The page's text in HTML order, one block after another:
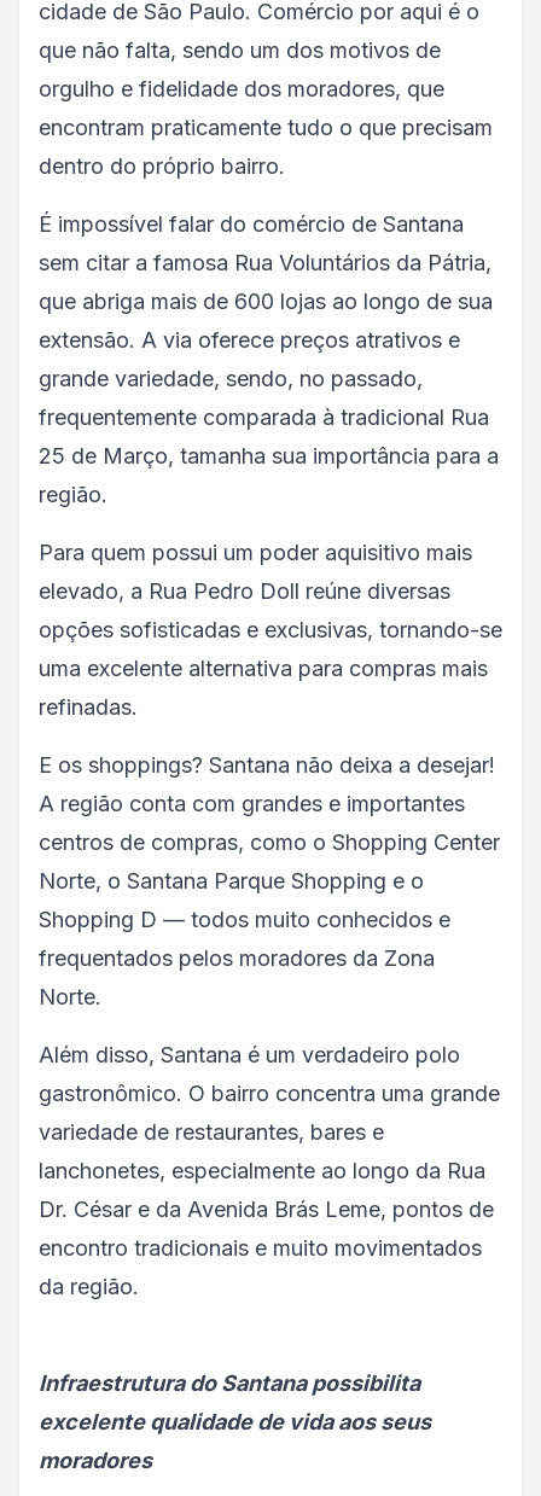
cidade de São Paulo. Comércio por aqui é o
que não falta, sendo um dos motivos de
orgulho e fidelidade dos moradores, que
encontram praticamente tudo o que precisam
dentro do próprio bairro.
É impossível falar do comércio de Santana
sem citar a famosa Rua Voluntários da Pátria,
que abriga mais de 600 lojas ao longo de sua
extensão. A via oferece preços atrativos e
grande variedade, sendo, no passado,
frequentemente comparada à tradicional Rua
25 de Março, tamanha sua importância para a
região.
Para quem possui um poder aquisitivo mais
elevado, a Rua Pedro Doll reúne diversas
opções sofisticadas e exclusivas, tornando-se
uma excelente alternativa para compras mais
refinadas.
E os shoppings? Santana não deixa a desejar!
A região conta com grandes e importantes
centros de compras, como o Shopping Center
Norte, o Santana Parque Shopping e o
Shopping D — todos muito conhecidos e
frequentados pelos moradores da Zona
Norte.
Além disso, Santana é um verdadeiro polo
gastronômico. O bairro concentra uma grande
variedade de restaurantes, bares e
lanchonetes, especialmente ao longo da Rua
Dr. César e da Avenida Brás Leme, pontos de
encontro tradicionais e muito movimentados
da região.
Infraestrutura do Santana possibilita
excelente qualidade de vida aos seus
moradores